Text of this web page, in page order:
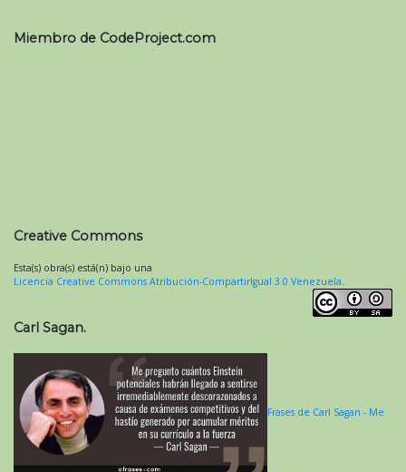
Miembro de CodeProject.com
Creative Commons
Esta(s) obra(s) está(n) bajo una
Licencia Creative Commons Atribución-CompartirIgual 3.0 Venezuela.
Carl Sagan.
Frases de Carl Sagan - Me